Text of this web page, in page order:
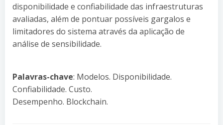
disponibilidade e confiabilidade das infraestruturas
avaliadas, além de pontuar possíveis gargalos e
limitadores do sistema através da aplicação de
análise de sensibilidade.
Palavras-chave: Modelos. Disponibilidade.
Confiabilidade. Custo.
Desempenho. Blockchain.